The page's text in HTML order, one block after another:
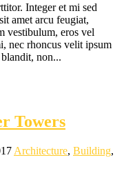
Integer et mi sed
amet arcu feugiat,
vestibulum, eros vel
nec rhoncus velit ipsum
non...
Towers
Architecture, Building,